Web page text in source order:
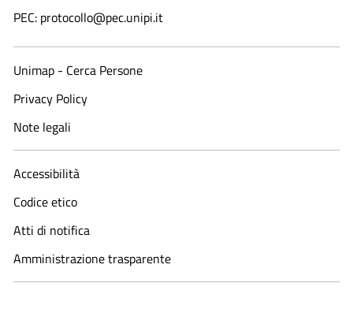
PEC: protocollo@pec.unipi.it
Unimap - Cerca Persone
Privacy Policy
Note legali
Accessibilità
Codice etico
Atti di notifica
Amministrazione trasparente